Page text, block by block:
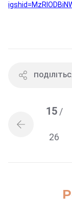
15/
26